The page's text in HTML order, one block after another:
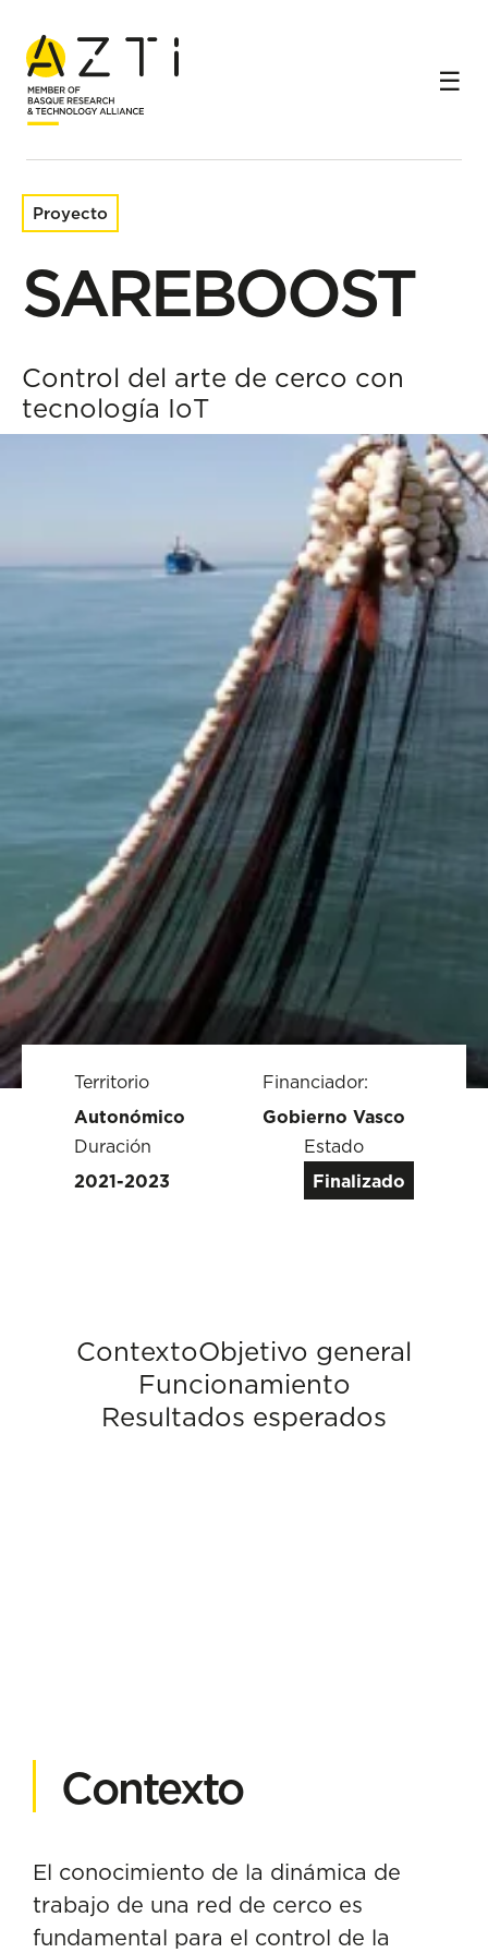
Inicio Proyectos de investigación
Proyecto
SAREBOOST
Control del arte de cerco con
tecnología IoT
Territorio
Autonómico
Financiador:
Gobierno Vasco
Duración
2021-2023
Estado
Finalizado
ContextoObjetivo general
Funcionamiento
Resultados esperados
Contexto
El conocimiento de la dinámica de
trabajo de una red de cerco es
fundamental para el control de la